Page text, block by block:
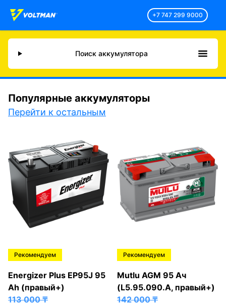
+7 747 299 9000
Поиск аккумулятора
Популярные аккумуляторы
Перейти к остальным
Рекомендуем
Energizer Plus EP95J 95
Ah (правый+)
113 000₸
Рекомендуем
Mutlu AGM 95 Ач
(L5.95.090.A, правый+)
142 000₸